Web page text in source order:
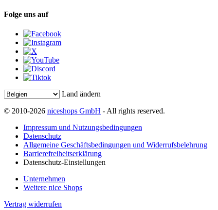
Folge uns auf
Land ändern
© 2010-2026 niceshops GmbH - All rights reserved.
Impressum und Nutzungsbedingungen
Datenschutz
Allgemeine Geschäftsbedingungen und Widerrufsbelehrung
Barrierefreiheitserklärung
Datenschutz-Einstellungen
Unternehmen
Weitere nice Shops
Vertrag widerrufen